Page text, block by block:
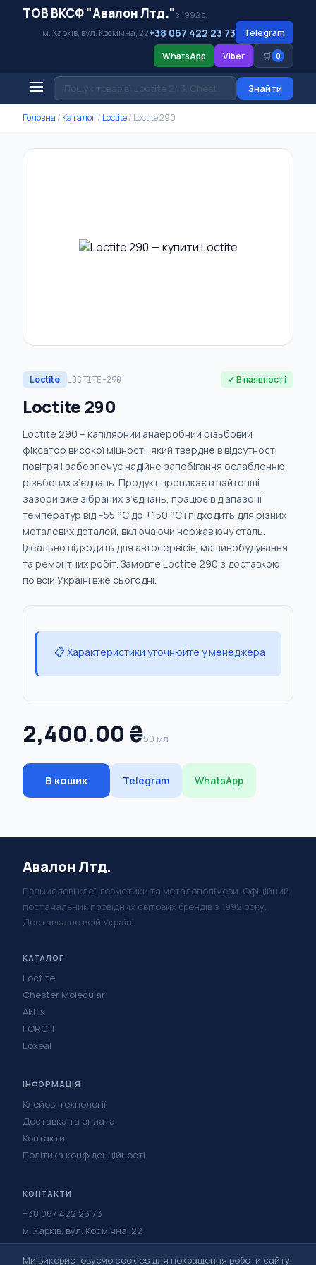
ТОВ ВКСФ "Авалон Лтд."з 1992 р.
м. Харків, вул. Космічна, 22+38 067 422 23 73
Telegram
WhatsApp
Viber 🛒 0
Знайти
Головна / Каталог/ Loctite/ Loctite 290
Loctite LOCTITE-290 ✓ В наявності
Loctite 290
Loctite 290 – капілярний анаеробний різьбовий
фіксатор високої міцності, який твердне в відсутності
повітря і забезпечує надійне запобігання ослабленню
різьбових з’єднань. Продукт проникає в найтонші
зазори вже зібраних з’єднань, працює в діапазоні
температур від –55 °C до +150 °C і підходить для різних
металевих деталей, включаючи нержавіючу сталь.
Ідеально підходить для автосервісів, машинобудування
та ремонтних робіт. Замовте Loctite 290 з доставкою
по всій Україні вже сьогодні.
📋 Характеристики уточнюйте у менеджера
2,400.00 ₴50 мл
В кошик Telegram WhatsApp
Авалон Лтд.
Промислові клеї, герметики та металополімери. Офіційний
постачальник провідних світових брендів з 1992 року.
Доставка по всій Україні.
КАТАЛОГ
Loctite
Chester Molecular
AkFix
FORCH
Loxeal
ІНФОРМАЦІЯ
Клейові технології
Доставка та оплата
Контакти
Політика конфіденційності
КОНТАКТИ
+38 067 422 23 73
м. Харків, вул. Космічна, 22
Написати в Telegram
Ми використовуємо cookies для покращення роботи сайту.